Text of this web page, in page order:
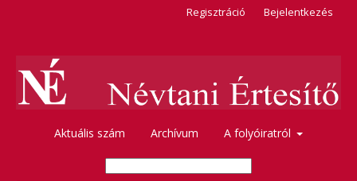
Aktuális szám Archívum A folyóiratról
Regisztráció Bejelentkezés